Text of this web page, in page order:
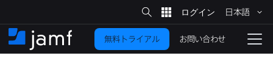
イ
ン
コ
サ
イ
ト
検
索
日本語
ホ
ー
ナ
無料トライアル お問い合わせ